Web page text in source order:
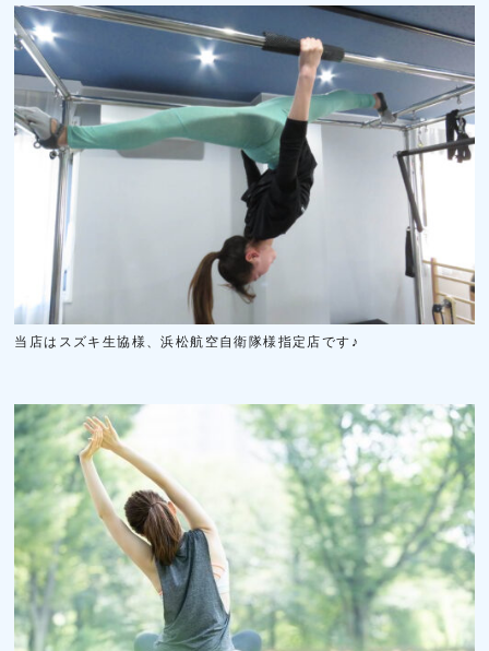
当店はスズキ生協様、浜松航空自衛隊様指定店です♪